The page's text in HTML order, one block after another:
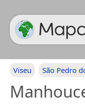
Viseu São Pedro